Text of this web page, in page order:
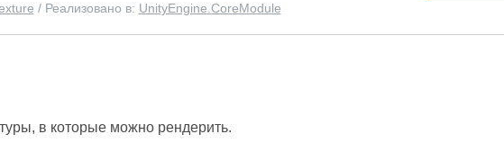
/ Реализовано в: UnityEngine.CoreModule
в которые можно рендерить.